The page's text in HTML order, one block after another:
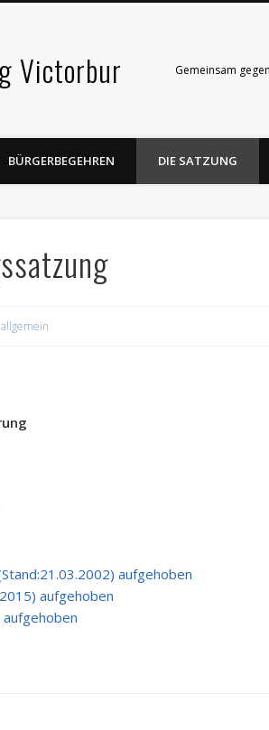
Victorbur Gemeinsam
BÜRGERBEGEHREN DIE SATZUNG
allgemein
aufgehoben
aufgehoben